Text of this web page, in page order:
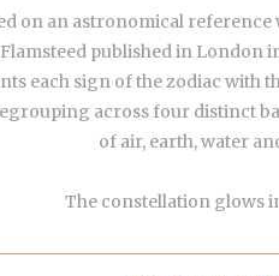
on an astronomical reference
Flamsteed published in London
each sign of the zodiac with
across four distinct
of air, earth, water
The constellation glows